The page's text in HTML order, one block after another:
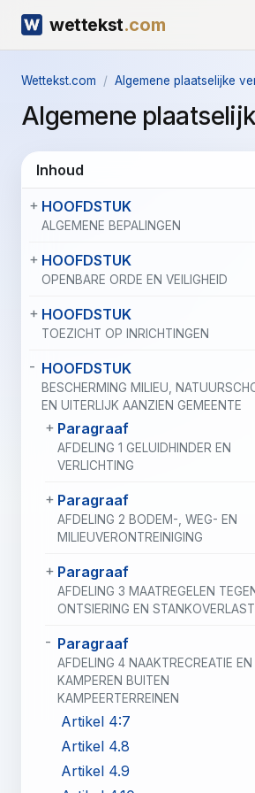
wettekst.com
Wettekst.com Algemene plaatselijke
Algemene
Inhoud
HOOFDSTUK
ALGEMENE BEPALINGEN
HOOFDSTUK
OPENBARE ORDE EN VEILIGHEID
HOOFDSTUK
TOEZICHT OP INRICHTINGEN
HOOFDSTUK
BESCHERMING MILIEU,
EN UITERLIJK AANZIEN GEMEENTE
Paragraaf
AFDELING 1 GELUIDHINDER EN
VERLICHTING
Paragraaf
AFDELING 2 BODEM-, WEG- EN
MILIEUVERONTREINIGING
Paragraaf
AFDELING 3 MAATREGELEN
ONTSIERING EN STANKOVERLAST
Paragraaf
AFDELING 4 NAAKTRECREATIE EN
KAMPEREN BUITEN
KAMPEERTERREINEN
Artikel 4:7
Artikel 4.8
Artikel 4.9